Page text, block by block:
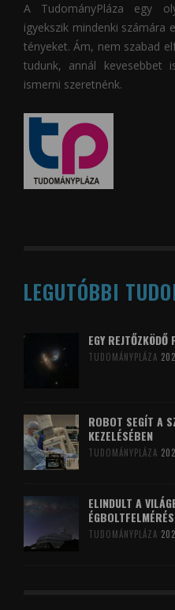
A TudományPláza egy
igyekszik mindenki számára
tényeket. Ám, nem szabad
tudunk, annál kevesebbet
ismerni szeretnénk.
LEGUTÓBBI
EGY REJTŐZKÖDŐ
TUDOMÁNYPLÁZA
ROBOT SEGÍT A
KEZELÉSÉBEN
TUDOMÁNYPLÁZA
ELINDULT A
TUDOMÁNYPLÁZA